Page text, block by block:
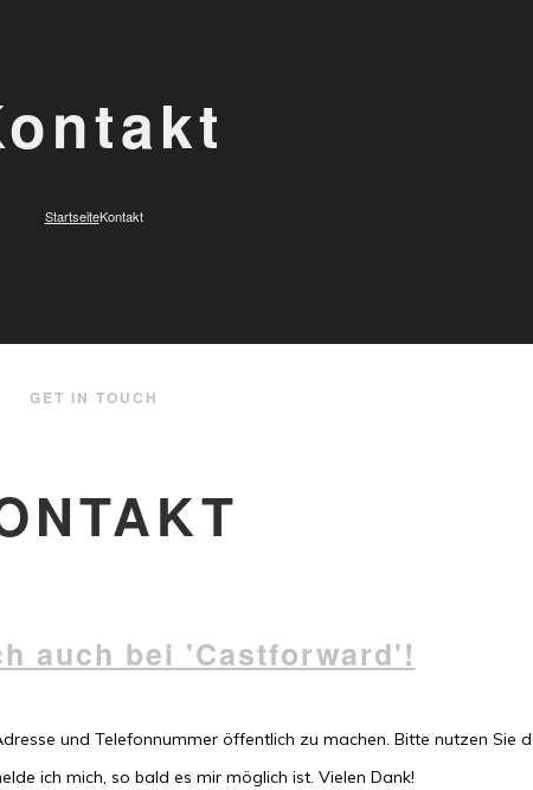
StartseiteKontakt
GET IN TOUCH
auch bei 'Castforward'!
und Telefonnummer öffentlich zu machen. Bitte nutzen Sie
ich mich, so bald es mir möglich ist. Vielen Dank!